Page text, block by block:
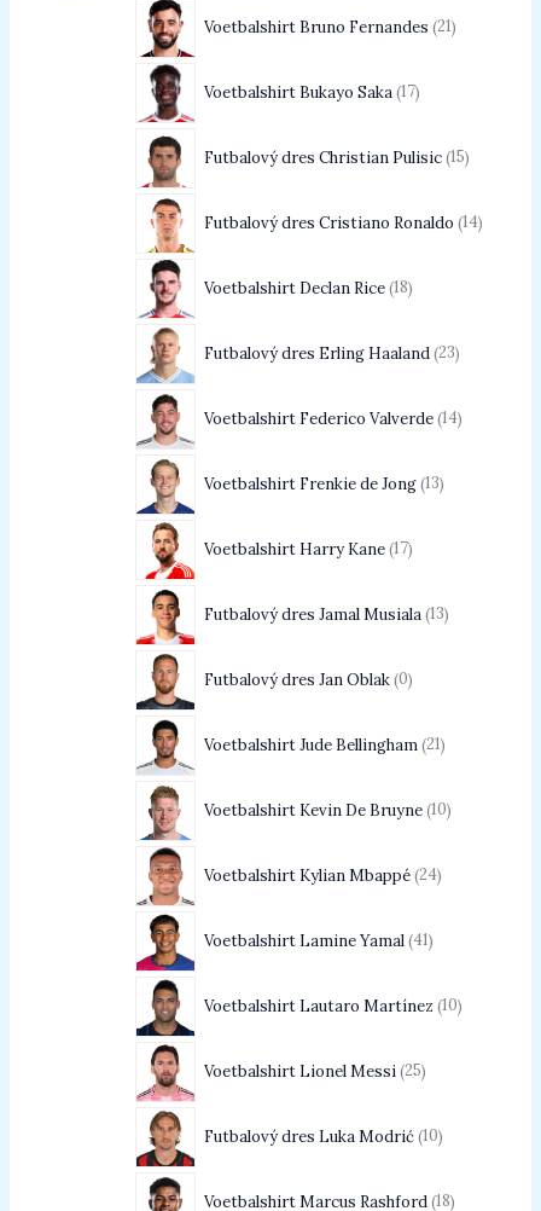
Voetbalshirt Bruno Fernandes 21
Voetbalshirt Bukayo Saka 17
Futbalový dres Christian Pulisic 15
Futbalový dres Cristiano Ronaldo 14
Voetbalshirt Declan Rice 18
Futbalový dres Erling Haaland 23
Voetbalshirt Federico Valverde 14
Voetbalshirt Frenkie de Jong 13
Voetbalshirt Harry Kane 17
Futbalový dres Jamal Musiala 13
Futbalový dres Jan Oblak 0
Voetbalshirt Jude Bellingham 21
Voetbalshirt Kevin De Bruyne 10
Voetbalshirt Kylian Mbappé 24
Voetbalshirt Lamine Yamal 41
Voetbalshirt Lautaro Martínez 10
Voetbalshirt Lionel Messi 25
Futbalový dres Luka Modrić 10
Voetbalshirt Marcus Rashford 18